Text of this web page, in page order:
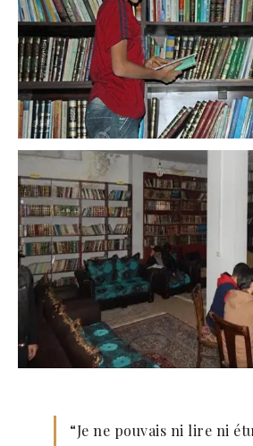
“Je ne pouvais ni lire ni